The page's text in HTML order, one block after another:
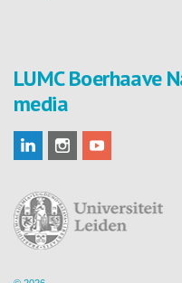
LUMC Boerhaave
media